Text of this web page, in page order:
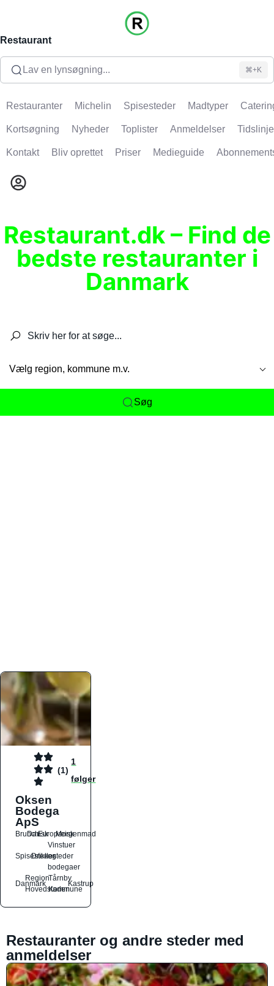
Restaurant
Lav en lynsøgning... ⌘+K
Restauranter Michelin Spisesteder Madtyper
Kortsøgning Nyheder Toplister Anmeldelser Tidslinje
Kontakt Bliv oprettet Priser Medieguide
Restaurant.dk – Find de
bedste restauranter i
Danmark
Vælg region, kommune m.v.
Søg
(1)
1
følger
Oksen
Bodega
ApS
Brunch
DanskEuropæiskMorgenmad
Spisesteder
Drikkesteder
Vinstuer
og
bodegaer
Danmark
Region
Hovedstaden
Tårnby
Kommune
Kastrup
Restauranter og andre steder med
anmeldelser